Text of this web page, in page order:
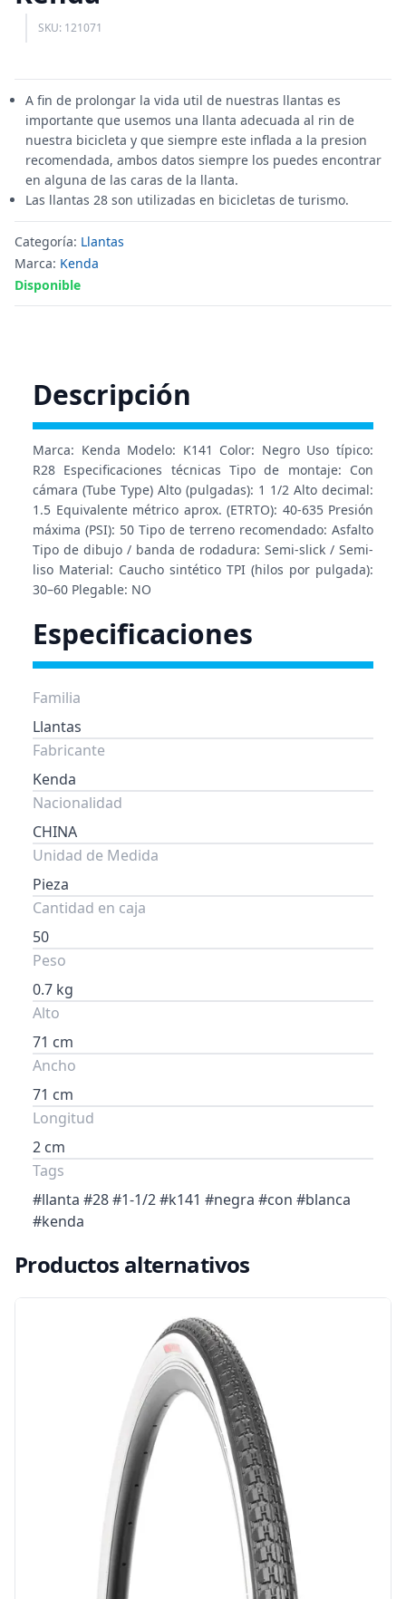
SKU: 121071
A fin de prolongar la vida util de nuestras llantas es
importante que usemos una llanta adecuada al rin de
nuestra bicicleta y que siempre este inflada a la presion
recomendada, ambos datos siempre los puedes encontrar
en alguna de las caras de la llanta.
Las llantas 28 son utilizadas en bicicletas de turismo.
Categoría: Llantas
Marca: Kenda
Disponible
Descripción
Marca: Kenda Modelo: K141 Color: Negro Uso típico:
R28 Especificaciones técnicas Tipo de montaje: Con
cámara (Tube Type) Alto (pulgadas): 1 1/2 Alto decimal:
1.5 Equivalente métrico aprox. (ETRTO): 40-635 Presión
máxima (PSI): 50 Tipo de terreno recomendado: Asfalto
Tipo de dibujo / banda de rodadura: Semi-slick / Semi-
liso Material: Caucho sintético TPI (hilos por pulgada):
30–60 Plegable: NO
Especificaciones
Familia
Llantas
Fabricante
Kenda
Nacionalidad
CHINA
Unidad de Medida
Pieza
Cantidad en caja
50
Peso
0.7 kg
Alto
71 cm
Ancho
71 cm
Longitud
2 cm
Tags
#llanta #28 #1-1/2 #k141 #negra #con #blanca
#kenda
Productos alternativos